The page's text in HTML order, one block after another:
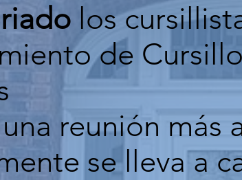
los
de
reunión más
se lleva a